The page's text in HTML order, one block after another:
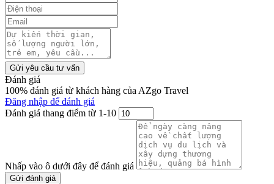
Gửi yêu cầu tư vấn
Đánh giá
100% đánh giá từ khách hàng của AZgo Travel
Đăng nhập để đánh giá
Đánh giá thang điểm từ 1-10
Nhấp vào ô dưới đây để đánh giá
Gửi đánh giá